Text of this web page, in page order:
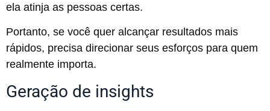
ela atinja as pessoas certas.
Portanto, se você quer alcançar resultados mais
rápidos, precisa direcionar seus esforços para quem
realmente importa.
Geração de insights